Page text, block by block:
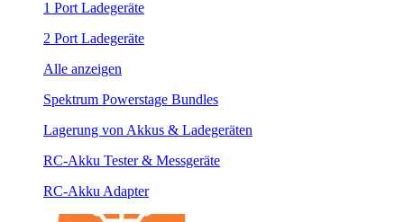
1 Port Ladegeräte
2 Port Ladegeräte
Alle anzeigen
Spektrum Powerstage Bundles
Lagerung von Akkus & Ladegeräten
RC-Akku Tester & Messgeräte
RC-Akku Adapter